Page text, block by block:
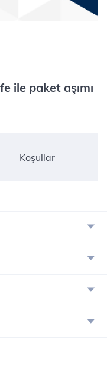
ile paket aşımı
Koşullar